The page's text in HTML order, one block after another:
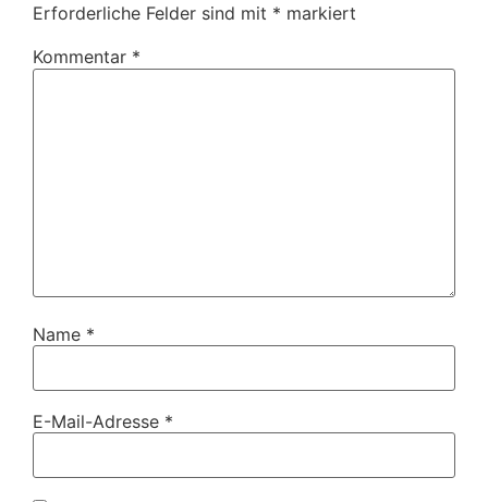
Erforderliche Felder sind mit * markiert
Kommentar *
Name *
E-Mail-Adresse *